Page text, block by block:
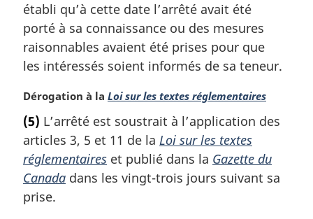
g
i
n
a
e
établi qu’à cette date l’arrêté avait été
porté à sa connaissance ou des mesures
raisonnables avaient été prises pour que
les intéressés soient informés de sa teneur.
N
t
e
m
a
r
g
Dérogation à la Loi sur les textes réglementaires
(5) L’arrêté est soustrait à l’application des
articles 3, 5 et 11 de la Loi sur les textes
réglementaires et publié dans la Gazette du
Canada dans les vingt-trois jours suivant sa
prise.